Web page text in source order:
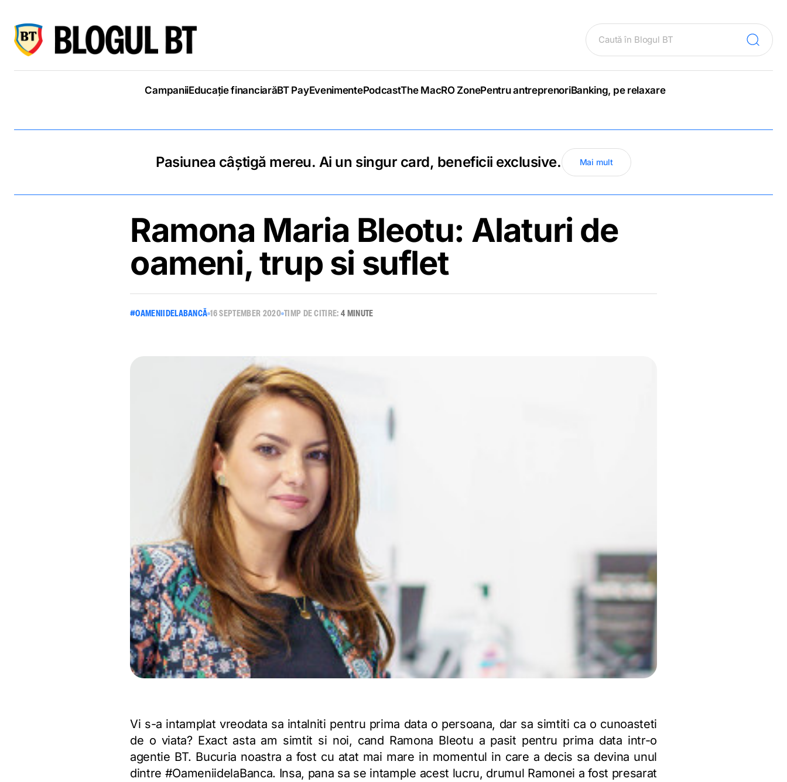
CampaniiEducație financiarăBT PayEvenimentePodcastThe MacRO ZonePentru antreprenoriBanking, pe relaxare
Pasiunea câștigă mereu. Ai un singur card, beneficii exclusive. Mai mult
Ramona Maria Bleotu: Alaturi de
oameni, trup si suflet
#OAMENIIDELABANCĂ 16 SEPTEMBER 2020 TIMP DE CITIRE:4 MINUTE
Vi s-a intamplat vreodata sa intalniti pentru prima data o persoana, dar sa simtiti ca o cunoasteti
de o viata? Exact asta am simtit si noi, cand Ramona Bleotu a pasit pentru prima data intr-o
agentie BT. Bucuria noastra a fost cu atat mai mare in momentul in care a decis sa devina unul
dintre #OameniidelaBanca. Insa, pana sa se intample acest lucru, drumul Ramonei a fost presarat